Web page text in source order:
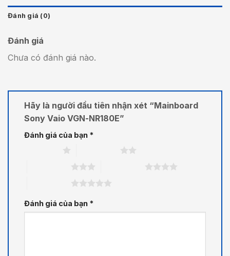
Đánh giá (0)
Đánh giá
Chưa có đánh giá nào.
Hãy là người đầu tiên nhận xét “Mainboard
Sony Vaio VGN-NR180E”
Đánh giá của bạn *
Đánh giá của bạn *